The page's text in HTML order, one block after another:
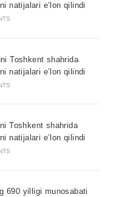
natijalari e’lon qilindi
Toshkent shahrida
natijalari e’lon qilindi
Toshkent shahrida
natijalari e’lon qilindi
690 yilligi munosabati